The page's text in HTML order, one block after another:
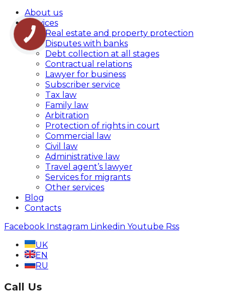
About us
Services
Real estate and property protection
Disputes with banks
Debt collection at all stages
Contractual relations
Lawyer for business
Subscriber service
Tax law
Family law
Arbitration
Protection of rights in court
Commercial law
Civil law
Administrative law
Travel agent’s lawyer
Services for migrants
Other services
Blog
Contacts
Facebook Instagram Linkedin Youtube Rss
UK
EN
RU
Call Us